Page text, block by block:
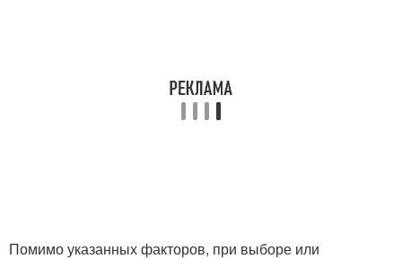
Помимо указанных факторов, при выборе или